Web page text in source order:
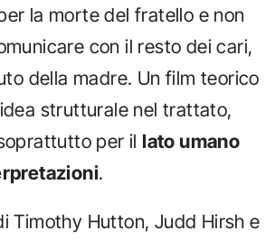
la morte del fratello e non
con il resto dei cari,
della madre. Un film teorico
strutturale nel trattato,
per il lato umano
.
Timothy Hutton, Judd Hirsh e